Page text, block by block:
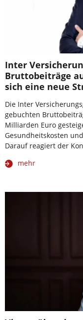
Inter
Bruttobeiträge
sich eine neue
Die Inter
gebuchten
Milliarden Euro
Gesundheitskosten
Darauf reagiert der
mehr